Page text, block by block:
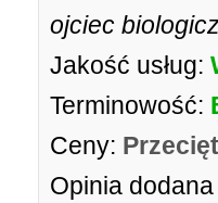
ojciec
Jakość usług:
Terminowość:
Ceny:
Opinia